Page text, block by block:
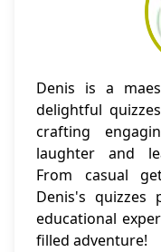
Denis is a
delightful
crafting
laughter and
From casual
Denis's quizzes
educational
filled adventure!